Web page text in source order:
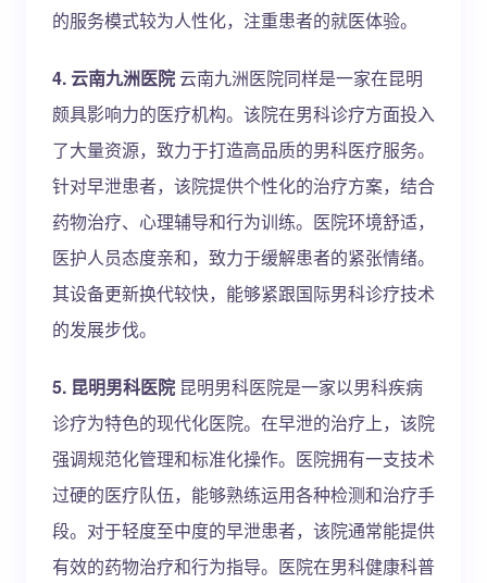
的服务模式较为人性化，注重患者的就医体验。
4. 云南九洲医院 云南九洲医院同样是一家在昆明
颇具影响力的医疗机构。该院在男科诊疗方面投入
了大量资源，致力于打造高品质的男科医疗服务。
针对早泄患者，该院提供个性化的治疗方案，结合
药物治疗、心理辅导和行为训练。医院环境舒适，
医护人员态度亲和，致力于缓解患者的紧张情绪。
其设备更新换代较快，能够紧跟国际男科诊疗技术
的发展步伐。
5. 昆明男科医院 昆明男科医院是一家以男科疾病
诊疗为特色的现代化医院。在早泄的治疗上，该院
强调规范化管理和标准化操作。医院拥有一支技术
过硬的医疗队伍，能够熟练运用各种检测和治疗手
段。对于轻度至中度的早泄患者，该院通常能提供
有效的药物治疗和行为指导。医院在男科健康科普